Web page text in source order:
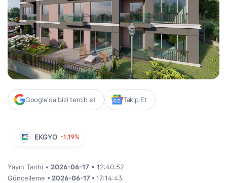
Google'da bizi tercih et Takip Et
EKGYO -1,19%
Yayın Tarihi • 2026-06-17 • 12:40:52
Güncelleme • 2026-06-17 • 17:14:43